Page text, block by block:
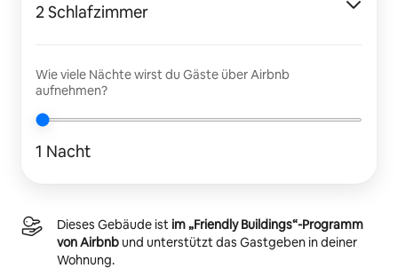
2 Schlafzimmer
Wie viele Nächte wirst du Gäste über Airbnb
aufnehmen?
1 Nacht
Dieses Gebäude istim „Friendly Buildings“-Programm
von Airbnbund unterstützt das Gastgeben in deiner
Wohnung.